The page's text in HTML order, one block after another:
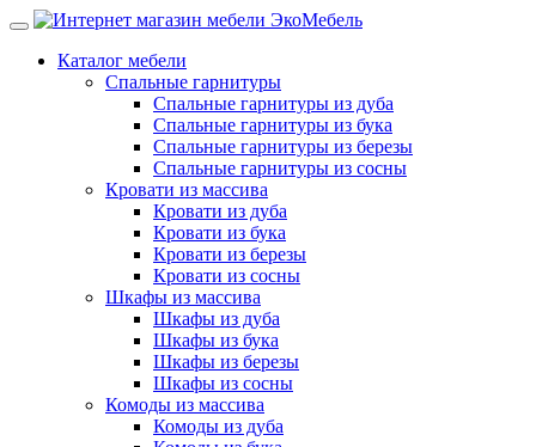
Каталог мебели
Спальные гарнитуры
Спальные гарнитуры из дуба
Спальные гарнитуры из бука
Спальные гарнитуры из березы
Спальные гарнитуры из сосны
Кровати из массива
Кровати из дуба
Кровати из бука
Кровати из березы
Кровати из сосны
Шкафы из массива
Шкафы из дуба
Шкафы из бука
Шкафы из березы
Шкафы из сосны
Комоды из массива
Комоды из дуба